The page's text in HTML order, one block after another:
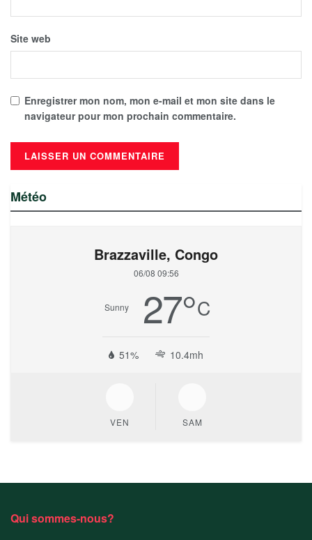
Site web
Enregistrer mon nom, mon e-mail et mon site dans le
navigateur pour mon prochain commentaire.
Météo
Brazzaville, Congo
06/08 09:56
Sunny 27°C
51% 10.4mh
VEN SAM
Qui sommes-nous?